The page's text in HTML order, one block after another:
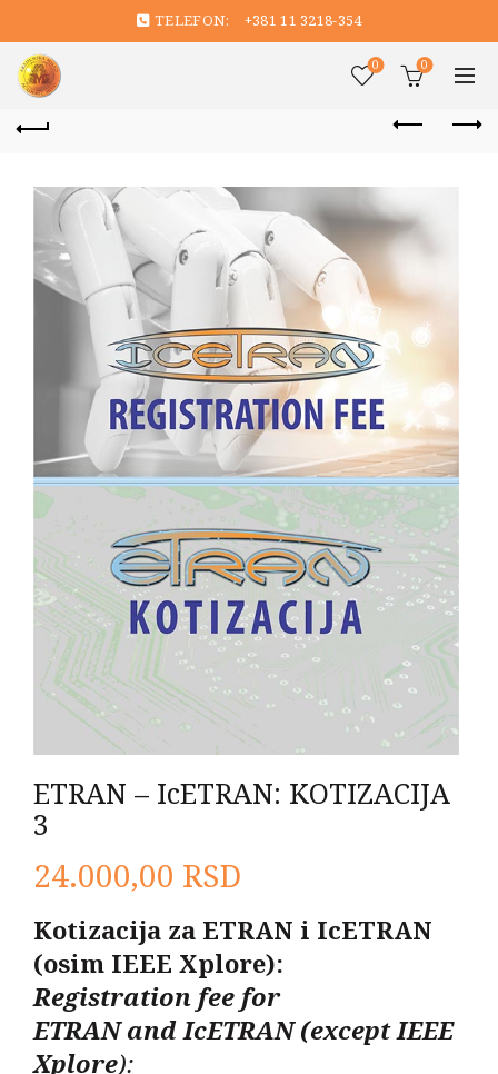
TELEFON: +381 11 3218-354
0 0
ETRAN – IcETRAN: KOTIZACIJA
3
24.000,00 RSD
Kotizacija za ETRAN i IcETRAN
(osim IEEE Xplore):
Registration fee for
ETRANandIcETRAN (exceptIEEE
Xplore):